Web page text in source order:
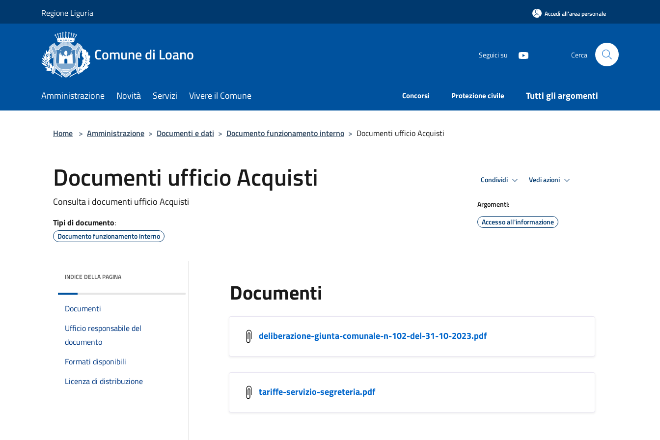
Regione Liguria Accedi all'area personale
Comune di Loano Seguici su Cerca
Amministrazione Novità Servizi Vivere il Comune Concorsi Protezione civile Tutti gli argomenti
Home > Amministrazione > Documenti e dati > Documento funzionamento interno > Documenti ufficio Acquisti
Documenti ufficio Acquisti
Consulta i documenti ufficio Acquisti
Tipi di documento:
Documento funzionamento interno
Condividi Vedi azioni
Argomenti:
Accesso all'informazione
INDICE DELLA PAGINA
Documenti
Ufficio responsabile del
documento
Formati disponibili
Licenza di distribuzione
Documenti
deliberazione-giunta-comunale-n-102-del-31-10-2023.pdf
tariffe-servizio-segreteria.pdf